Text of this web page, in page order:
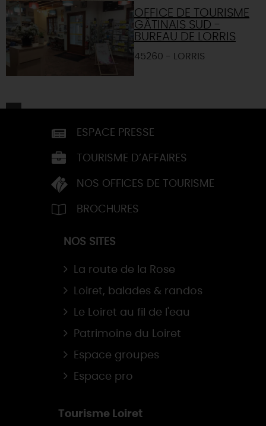
OFFICE DE TOURISME
GÂTINAIS SUD -
BUREAU DE LORRIS
45260 - LORRIS
ESPACE PRESSE
TOURISME D’AFFAIRES
NOS OFFICES DE TOURISME
BROCHURES
NOS SITES
La route de la Rose
Loiret, balades & randos
Le Loiret au fil de l'eau
Patrimoine du Loiret
Espace groupes
Espace pro
Tourisme Loiret